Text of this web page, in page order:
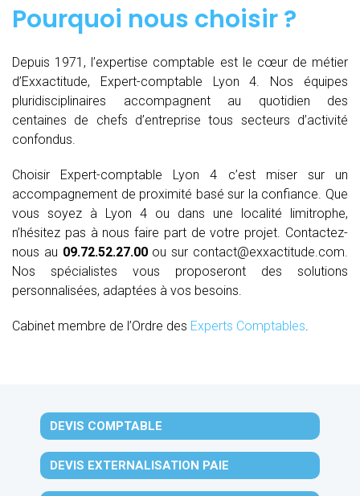
Pourquoi nous choisir ?
Depuis 1971, l’expertise comptable est le cœur de métier
d’Exxactitude, Expert-comptable Lyon 4. Nos équipes
pluridisciplinaires accompagnent au quotidien des
centaines de chefs d’entreprise tous secteurs d’activité
confondus.
Choisir Expert-comptable Lyon 4 c’est miser sur un
accompagnement de proximité basé sur la confiance. Que
vous soyez à Lyon 4 ou dans une localité limitrophe,
n’hésitez pas à nous faire part de votre projet. Contactez-
nous au 09.72.52.27.00ou sur contact@exxactitude.com.
Nos spécialistes vous proposeront des solutions
personnalisées, adaptées à vos besoins.
Cabinet membre de l’Ordre des Experts Comptables
DEVIS COMPTABLE
DEVIS EXTERNALISATION PAIE